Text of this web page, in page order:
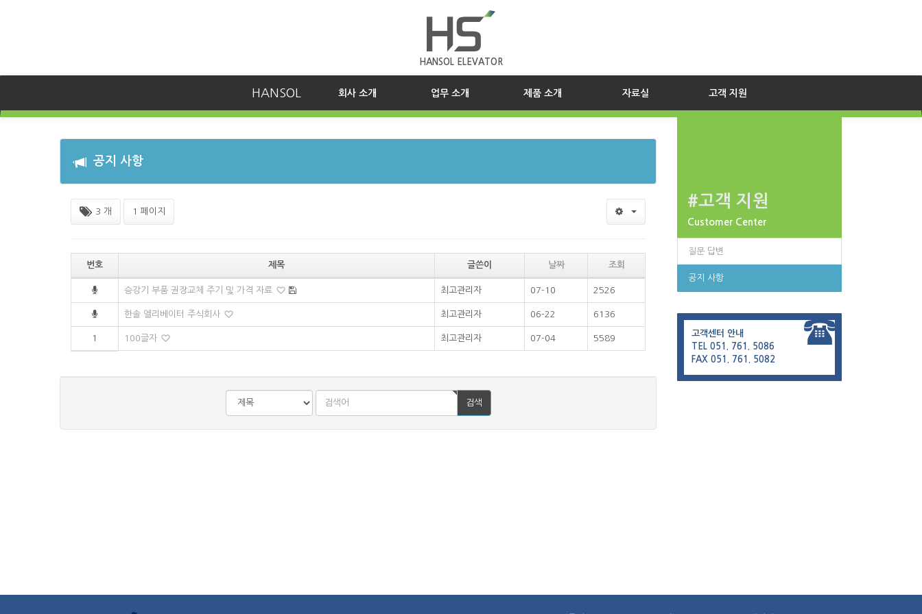
HANSOL ELEVATOR
HANSOL 회사 소개 업무 소개 제품 소개 자료실 고객 지원
공지 사항
3 개 1 페이지
번호 제목 글쓴이 날짜 조회
승강기 부품 권장교체 주기 및 가격 자료 최고관리자 07-10 2526
한솔 엘리베이터 주식회사 최고관리자 06-22 6136
1 100글자 최고관리자 07-04 5589
검색
#고객 지원
Customer Center
질문 답변
공지 사항
고객센터 안내
TEL 051. 761. 5086
FAX 051. 761. 5082